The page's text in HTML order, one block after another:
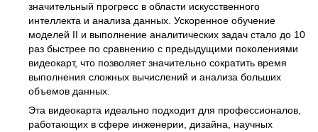
значительный прогресс в области искусственного
интеллекта и анализа данных. Ускоренное обучение
моделей II и выполнение аналитических задач стало до 10
раз быстрее по сравнению с предыдущими поколениями
видеокарт, что позволяет значительно сократить время
выполнения сложных вычислений и анализа больших
объемов данных.
Эта видеокарта идеально подходит для профессионалов,
работающих в сфере инженерии, дизайна, научных